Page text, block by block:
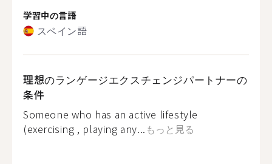
学習中の言語
スペイン語
理想のランゲージエクスチェンジパートナーの
条件
Someone who has an active lifestyle
(exercising , playing any... もっと見る